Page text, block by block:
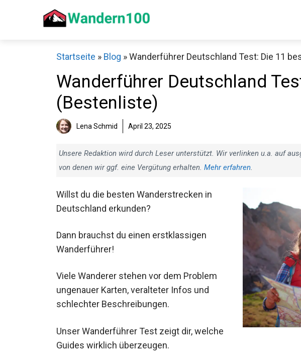
Startseite » Blog »Wanderführer Deutschland Test: Die 11
Wanderführer Deutschland
(Bestenliste)
Lena Schmid April 23, 2025
Unsere Redaktion wird durch Leser unterstützt. Wir verlinken u.a. auf
von denen wir ggf. eine Vergütung erhalten. Mehr erfahren.
Willst du die besten Wanderstrecken in
Deutschland erkunden?
Dann brauchst du einen erstklassigen
Wanderführer!
Viele Wanderer stehen vor dem Problem
ungenauer Karten, veralteter Infos und
schlechter Beschreibungen.
Unser Wanderführer Test zeigt dir, welche
Guides wirklich überzeugen.
Schaue dir jetzt die